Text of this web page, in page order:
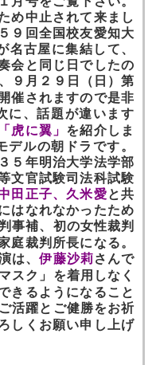
め中止されて来まし
９回全国校友愛知大
古屋に集結して、
会と同じ日でしたの
９月２９日（日）第
催されますので是非
、話題が違います
「虎に翼」 を紹介しま
デルの朝ドラです。
５年明治大学法学部
文官試験司法科試験
田正子、久米愛と共
はなれなかったため
事補、初の女性裁判
庭裁判所長になる。
は、伊藤沙莉さんで
スク」を着用しなく
きるようになること
活躍とご健勝をお祈
しくお願い申し上げ